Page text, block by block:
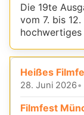
Die 19te
vom 7. bis
hochwertiges
Heißes
28. Juni 2026
Filmfest